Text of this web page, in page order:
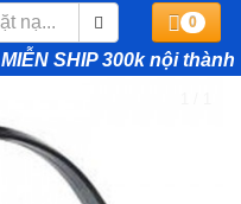
MIỄN SHIP 300k nội thành
0